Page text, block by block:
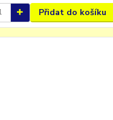
Přidat do košíku